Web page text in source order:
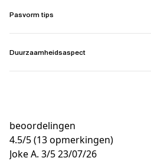
Pasvorm tips
Duurzaamheidsaspect
beoordelingen
4.5/5(13 opmerkingen)
Joke A. 3/523/07/26